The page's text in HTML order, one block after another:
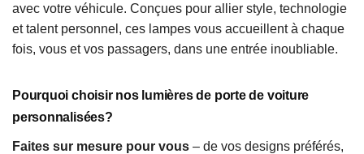
avec votre véhicule. Conçues pour allier style, technologie
et talent personnel, ces lampes vous accueillent à chaque
fois, vous et vos passagers, dans une entrée inoubliable.
Pourquoi choisir nos lumières de porte de voiture
personnalisées?
Faites sur mesure pour vous – de vos designs préférés,